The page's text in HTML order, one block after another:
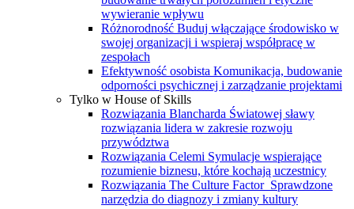
wywieranie wpływu
Różnorodność Buduj włączające środowisko w
swojej organizacji i wspieraj współpracę w
zespołach
Efektywność osobista Komunikacja, budowanie
odporności psychicznej i zarządzanie projektami
Tylko w House of Skills
Rozwiązania Blancharda Światowej sławy
rozwiązania lidera w zakresie rozwoju
przywództwa
Rozwiązania Celemi Symulacje wspierające
rozumienie biznesu, które kochają uczestnicy
Rozwiązania The Culture Factor Sprawdzone
narzędzia do diagnozy i zmiany kultury